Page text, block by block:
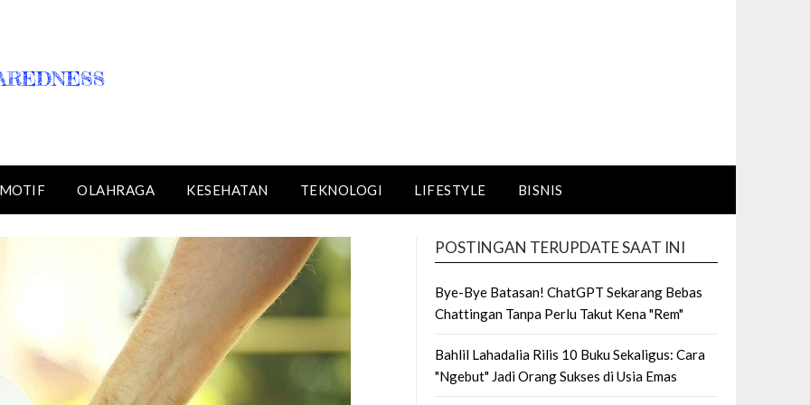
OLAHRAGA KESEHATAN TEKNOLOGI LIFESTYLE BISNIS
POSTINGAN TERUPDATE SAAT INI
Bye-Bye Batasan! ChatGPT Sekarang Bebas
Chattingan Tanpa Perlu Takut Kena "Rem"
Bahlil Lahadalia Rilis 10 Buku Sekaligus: Cara
"Ngebut" Jadi Orang Sukses di Usia Emas